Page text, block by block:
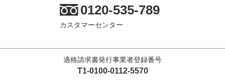
0120-535-789
カスタマーセンター
適格請求書発行事業者登録番号
T1-0100-0112-5570